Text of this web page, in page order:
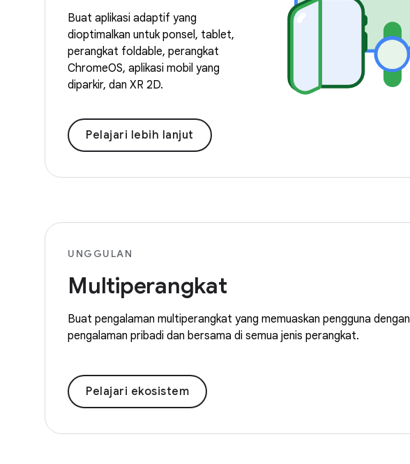
Buat aplikasi adaptif yang
dioptimalkan untuk ponsel, tablet,
perangkat foldable, perangkat
ChromeOS, aplikasi mobil yang
diparkir, dan XR 2D.
Pelajari lebih lanjut
UNGGULAN
Multiperangkat
Buat pengalaman multiperangkat yang memuaskan pengguna dengan
pengalaman pribadi dan bersama di semua jenis perangkat.
Pelajari ekosistem